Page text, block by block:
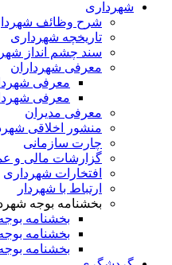
شهرداری
شرح وظائف
تاریخچه شهرداری
سند چشم انداز
معرفی شهرداران
معرفی
معرفی
معرفی مدیران
منشور اخلاقی
چارت سازمانی
گزارشات مالی و
افتخارات شهرداری
ارتباط با شهردار
بخشنامه بوجه
بخشنامه بوجه 1401 شهرداری
بخشنامه بوجه 1402 شهرداری
بخشنامه بوجه 1403 شهرداری